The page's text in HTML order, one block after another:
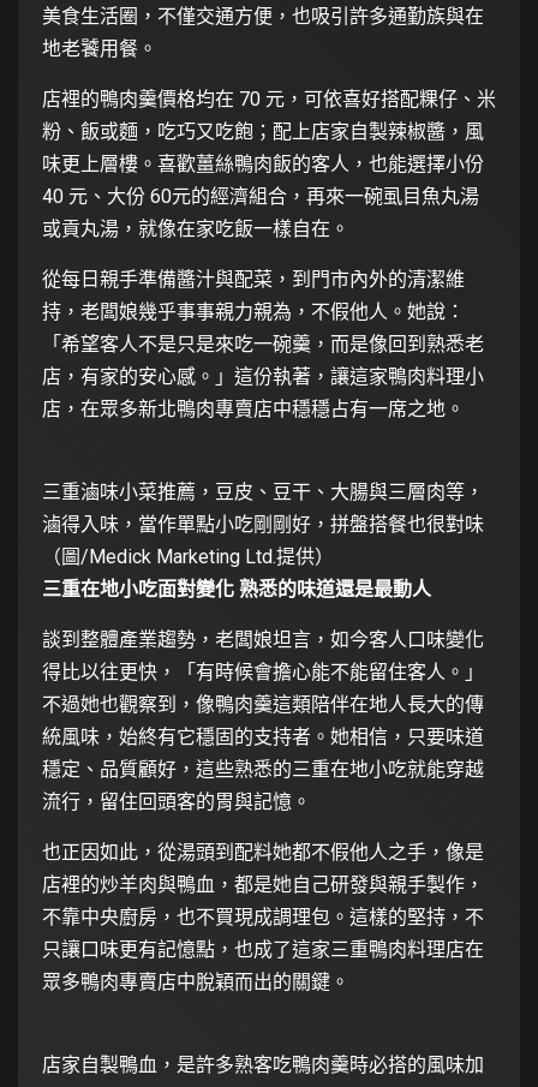
美食生活圈，不僅交通方便，也吸引許多通勤族與在
地老饕用餐。
店裡的鴨肉羹價格均在 70 元，可依喜好搭配粿仔、米
粉、飯或麵，吃巧又吃飽；配上店家自製辣椒醬，風
味更上層樓。喜歡薑絲鴨肉飯的客人，也能選擇小份
40 元、大份 60元的經濟組合，再來一碗虱目魚丸湯
或貢丸湯，就像在家吃飯一樣自在。
從每日親手準備醬汁與配菜，到門市內外的清潔維
持，老闆娘幾乎事事親力親為，不假他人。她說：
「希望客人不是只是來吃一碗羹，而是像回到熟悉老
店，有家的安心感。」這份執著，讓這家鴨肉料理小
店，在眾多新北鴨肉專賣店中穩穩占有一席之地。
三重滷味小菜推薦，豆皮、豆干、大腸與三層肉等，
滷得入味，當作單點小吃剛剛好，拼盤搭餐也很對味
（圖/Medick Marketing Ltd.提供）
三重在地小吃面對變化 熟悉的味道還是最動人
談到整體產業趨勢，老闆娘坦言，如今客人口味變化
得比以往更快，「有時候會擔心能不能留住客人。」
不過她也觀察到，像鴨肉羹這類陪伴在地人長大的傳
統風味，始終有它穩固的支持者。她相信，只要味道
穩定、品質顧好，這些熟悉的三重在地小吃就能穿越
流行，留住回頭客的胃與記憶。
也正因如此，從湯頭到配料她都不假他人之手，像是
店裡的炒羊肉與鴨血，都是她自己研發與親手製作，
不靠中央廚房，也不買現成調理包。這樣的堅持，不
只讓口味更有記憶點，也成了這家三重鴨肉料理店在
眾多鴨肉專賣店中脫穎而出的關鍵。
店家自製鴨血，是許多熟客吃鴨肉羹時必搭的風味加